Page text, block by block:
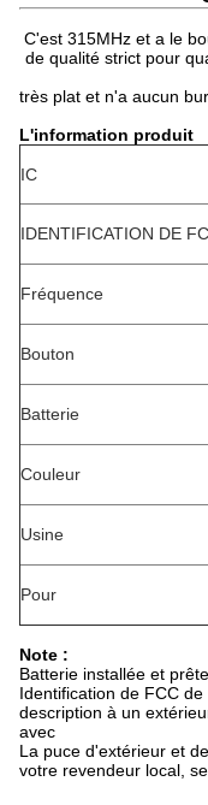
C'est 315MHz et a le
de qualité strict pour
très plat et n'a aucun
L'information produit
IC
IDENTIFICATION DE
Fréquence
Bouton
Batterie
Couleur
Usine
Pour
Note :
Batterie installée et
Identification de FCC
description à un
avec
La puce d'extérieur et
votre revendeur local,